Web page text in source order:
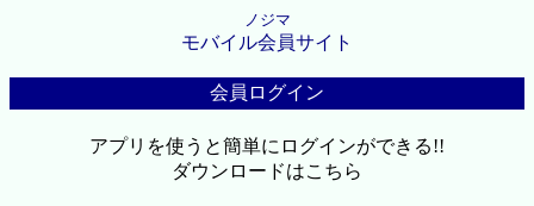
ノジマ
モバイル会員サイト
会員ログイン
アプリを使うと簡単にログインができる!!
ダウンロードはこちら